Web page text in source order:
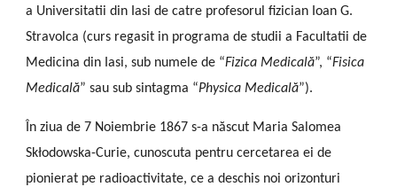
a Universitatii din Iasi de catre profesorul fizician Ioan G.
Stravolca (curs regasit in programa de studii a Facultatii de
Medicina din Iasi, sub numele de “Fizica Medicală”, “Fisica
Medicală” sau sub sintagma “Physica Medicală”).
În ziua de 7 Noiembrie 1867 s-a născut Maria Salomea
Skłodowska-Curie, cunoscuta pentru cercetarea ei de
pionierat pe radioactivitate, ce a deschis noi orizonturi